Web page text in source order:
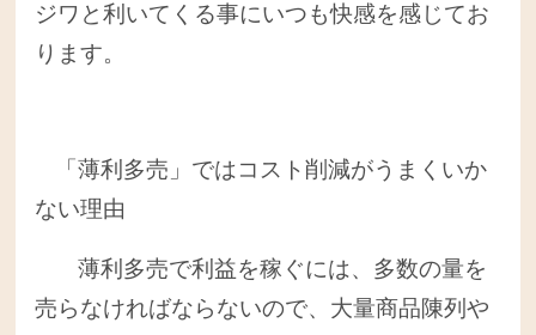
ジワと利いてくる事にいつも快感を感じてお
ります。
「薄利多売」ではコスト削減がうまくいか
ない理由
薄利多売で利益を稼ぐには、多数の量を
売らなければならないので、大量商品陳列や